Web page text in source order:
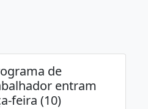
de
entram
feira (10)